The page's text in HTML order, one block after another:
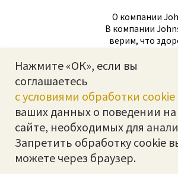
О компании
В компании
верим, что
в
излечивать, где
становятся
менее
Наша
Нажмите «ОК», если вы
соглашаетесь
с условиями обработки cookie
ваших данных о поведении на
сайте, необходимых для
Запретить обработку cookie
можете через браузер.